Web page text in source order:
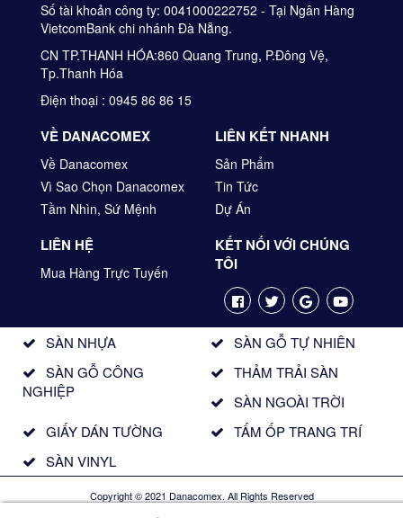
Số tài khoản công ty: 0041000222752 - Tại Ngân Hàng
VietcomBank chi nhánh Đà Nẵng.
CN TP.THANH HÓA:860 Quang Trung, P.Đông Vệ,
Tp.Thanh Hóa
Điện thoại : 0945 86 86 15
VỀ DANACOMEX
Về Danacomex
Vì Sao Chọn Danacomex
Tầm Nhìn, Sứ Mệnh
LIÊN HỆ
Mua Hàng Trực Tuyến
LIÊN KẾT NHANH
Sản Phẩm
Tin Tức
Dự Án
KẾT NỐI VỚI CHÚNG
TÔI
SÀN NHỰA
SÀN GỖ TỰ NHIÊN
SÀN GỖ CÔNG
NGHIỆP
THẢM TRẢI SÀN
SÀN NGOÀI TRỜI
GIẤY DÁN TƯỜNG
TẤM ỐP TRANG TRÍ
SÀN VINYL
Copyright © 2021 Danacomex. All Rights Reserved